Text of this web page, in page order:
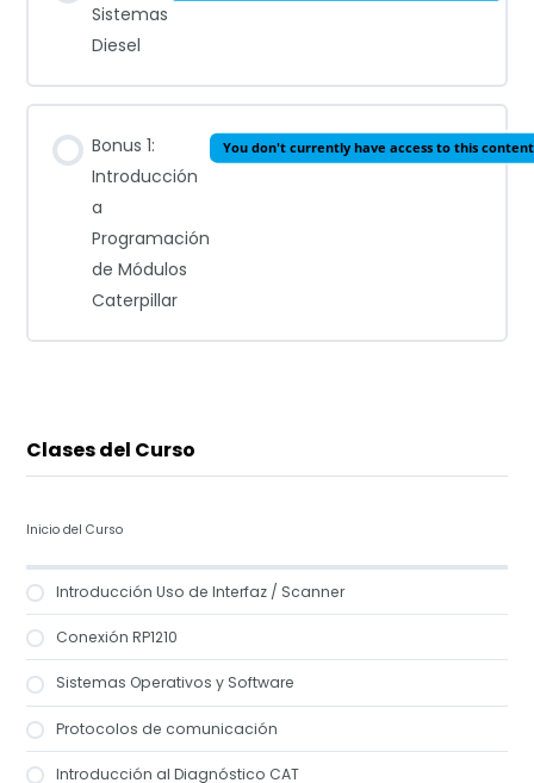
Sistemas
Diesel
Bonus 1:
Introducción
a
Programación
de Módulos
Caterpillar
You don't currently have access to this content
Clases del Curso
Inicio del Curso
Introducción Uso de Interfaz / Scanner
Conexión RP1210
Sistemas Operativos y Software
Protocolos de comunicación
Introducción al Diagnóstico CAT